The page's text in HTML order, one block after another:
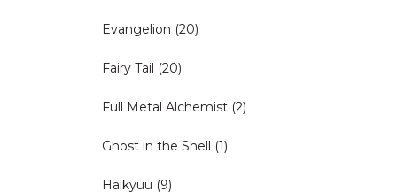
Evangelion (20)
Fairy Tail (20)
Full Metal Alchemist (2)
Ghost in the Shell (1)
Haikyuu (9)